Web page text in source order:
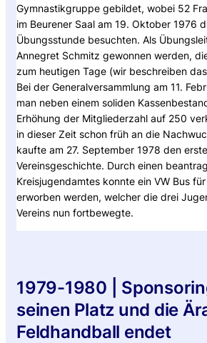
Gymnastikgruppe gebildet, wobei 52
im Beurener Saal am 19. Oktober 1976
Übungsstunde besuchten. Als
Annegret Schmitz gewonnen werden,
zum heutigen Tage (wir beschreiben
Bei der Generalversammlung am 11.
man neben einem soliden
Erhöhung der Mitgliederzahl auf 250
in dieser Zeit schon früh an die
kaufte am 27. September 1978 den
Vereinsgeschichte. Durch einen
Kreisjugendamtes konnte ein VW Bus
erworben werden, welcher die drei
Vereins nun fortbewegte.
1979-1980 |
seinen Platz und die
Feldhandball endet